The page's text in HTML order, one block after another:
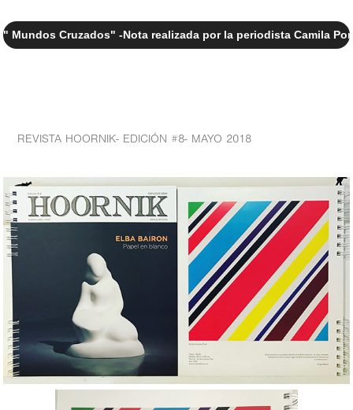
" Mundos Cruzados" -Nota realizada por la periodista Camila
REVISTA HOORNIK- EDICIÓN #8- MAYO 2018